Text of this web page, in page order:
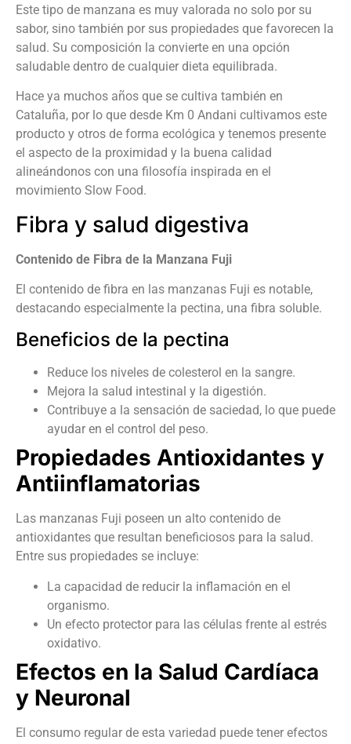
Este tipo de manzana es muy valorada no solo por su
sabor, sino también por sus propiedades que favorecen la
salud. Su composición la convierte en una opción
saludable dentro de cualquier dieta equilibrada.
Hace ya muchos años que se cultiva también en
Cataluña, por lo que desde Km 0 Andani cultivamos este
producto y otros de forma ecológica y tenemos presente
el aspecto de la proximidad y la buena calidad
alineándonos con una filosofía inspirada en el
movimiento Slow Food.
Fibra y salud digestiva
Contenido de Fibra de la Manzana Fuji
El contenido de fibra en las manzanas Fuji es notable,
destacando especialmente la pectina, una fibra soluble.
Beneficios de la pectina
Reduce los niveles de colesterol en la sangre.
Mejora la salud intestinal y la digestión.
Contribuye a la sensación de saciedad, lo que puede
ayudar en el control del peso.
Propiedades Antioxidantes y
Antiinflamatorias
Las manzanas Fuji poseen un alto contenido de
antioxidantes que resultan beneficiosos para la salud.
Entre sus propiedades se incluye:
La capacidad de reducir la inflamación en el
organismo.
Un efecto protector para las células frente al estrés
oxidativo.
Efectos en la Salud Cardíaca
y Neuronal
El consumo regular de esta variedad puede tener efectos